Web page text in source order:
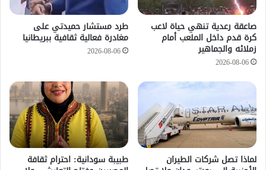
صاعقة رعدية تنهي حياة لاعب
كرة قدم داخل الملعب أمام
زملائه والجماهير
2026-08-06
طرد مستشار حميدتي على
مغادرة فعالية ثقافية ببريطانيا
2026-08-06
لماذا تصل شركات الطيران طبيبة سودانية: احترام ثقافة